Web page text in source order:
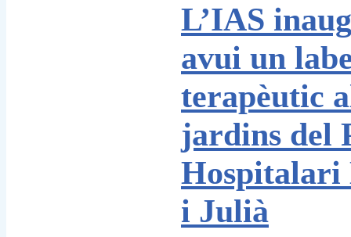
L’IAS
avui un
terapèutic
jardins del
i Julià